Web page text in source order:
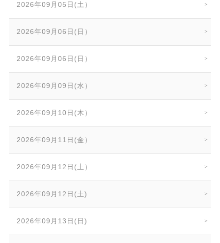
2026年09月05日(土）
2026年09月06日(日）
2026年09月06日(日）
2026年09月09日(水）
2026年09月10日(木）
2026年09月11日(金）
2026年09月12日(土）
2026年09月12日(土)
2026年09月13日(日)